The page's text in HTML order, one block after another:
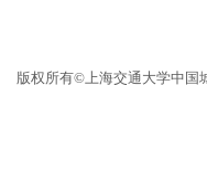
版权所有©上海交通大学中国